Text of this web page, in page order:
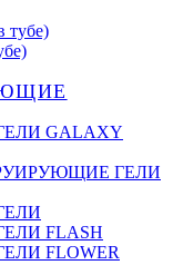
GALAXY
ГЕЛИ
FLASH
FLOWER